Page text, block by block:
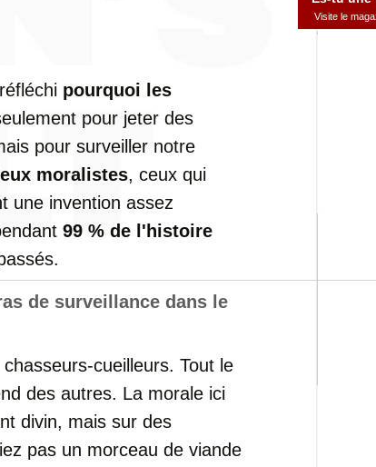
pourquoi les
pour jeter des
pour surveiller notre
moralistes, ceux qui
une invention assez
99 % de l'histoire
de surveillance dans le
cueilleurs. Tout le
des autres. La morale ici
divin, mais sur des
pas un morceau de viande
Visite le